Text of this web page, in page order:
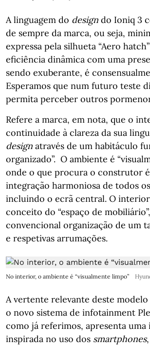
A linguagem do design do Ioniq 3
de sempre da marca, ou seja,
expressa pela silhueta “Aero
eficiência dinâmica com uma
sendo exuberante, é
Esperamos que num futuro teste
permita perceber outros
Refere a marca, em nota, que o
continuidade à clareza da sua
design através de um habitáculo
organizado”. O ambiente é
onde o que procura o construtor
integração harmoniosa de todos
incluindo o ecrã central. O interior
conceito do “espaço de
convencional organização de um
e respetivas arrumações.
No interior, o ambiente é “visualmente limpo”
A vertente relevante deste modelo
o novo sistema de infotainment
como já referimos, apresenta uma
inspirada no uso dos smartphones